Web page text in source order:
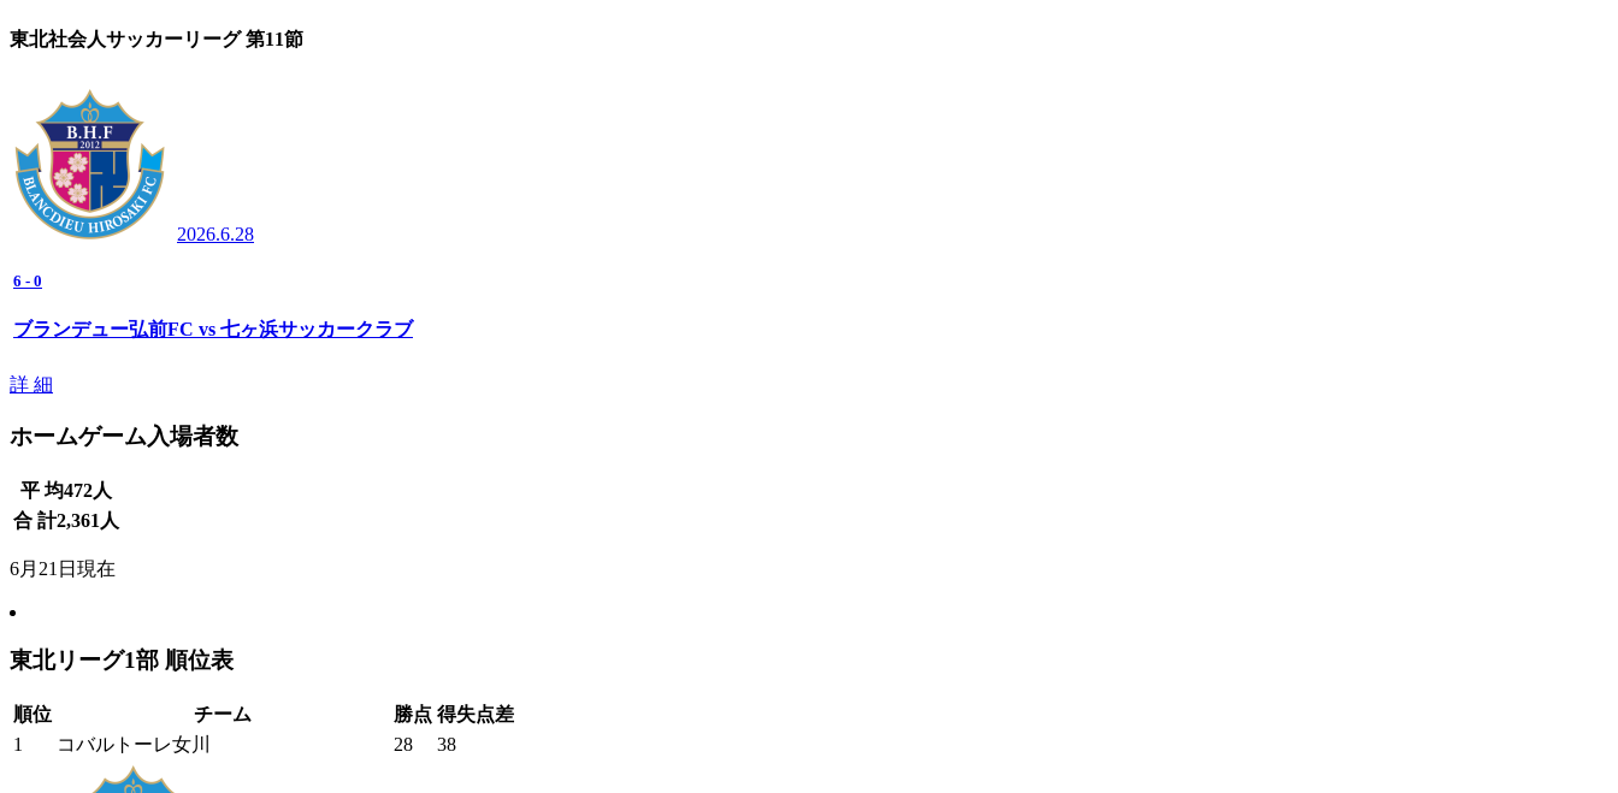
東北社会人サッカーリーグ 第11節
2026.6.28
6 - 0
ブランデュー弘前FC vs 七ヶ浜サッカークラブ
詳 細
ホームゲーム入場者数
平 均472人
合 計2,361 人
6月21日現在
東北リーグ1部 順位表
順位 チーム 勝点 得失点差
1
コバルトーレ女川 28 38